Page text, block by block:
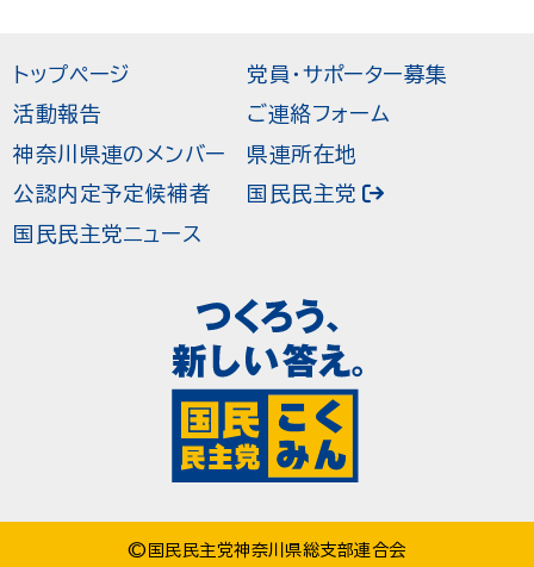
トップページ
活動報告
神奈川県連のメンバー
公認内定予定候補者
国民民主党ニュース
党員・サポーター募集
ご連絡フォーム
県連所在地
国民民主党
©国民民主党神奈川県総支部連合会